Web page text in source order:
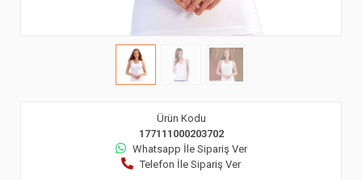
Ürün Kodu
177111000203702
Whatsapp İle Sipariş Ver
Telefon İle Sipariş Ver